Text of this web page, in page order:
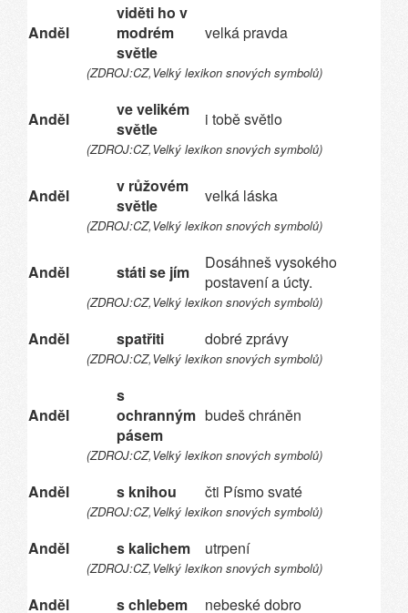
Anděl
viděti ho v
modrém
světle
velká pravda
(ZDROJ:CZ,Velký lexikon snových symbolů)
Anděl
ve velikém
světle
i tobě světlo
(ZDROJ:CZ,Velký lexikon snových symbolů)
Anděl
v růžovém
světle
velká láska
(ZDROJ:CZ,Velký lexikon snových symbolů)
Anděl státi se jím
Dosáhneš vysokého
postavení a úcty.
(ZDROJ:CZ,Velký lexikon snových symbolů)
Anděl spatřiti dobré zprávy
(ZDROJ:CZ,Velký lexikon snových symbolů)
Anděl
s
ochranným
pásem
budeš chráněn
(ZDROJ:CZ,Velký lexikon snových symbolů)
Anděl s knihou čti Písmo svaté
(ZDROJ:CZ,Velký lexikon snových symbolů)
Anděl s kalichem utrpení
(ZDROJ:CZ,Velký lexikon snových symbolů)
Anděl s chlebem nebeské dobro